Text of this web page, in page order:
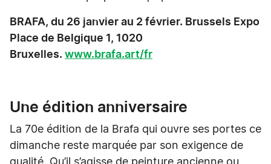
BRAFA, du 26 janvier au 2 février. Brussels Expo
Place de Belgique 1, 1020
Bruxelles. www.brafa.art/fr
Une édition anniversaire
La 70e édition de la Brafa qui ouvre ses portes ce
dimanche reste marquée par son exigence de